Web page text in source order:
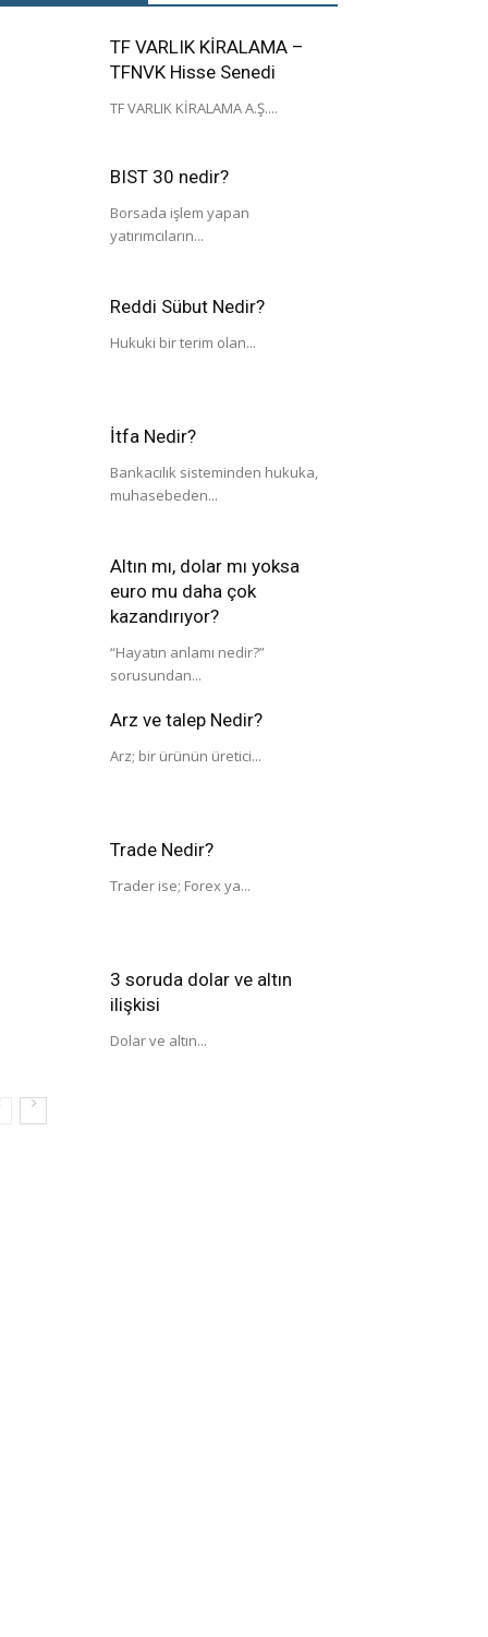
TF VARLIK KİRALAMA –
TFNVK Hisse Senedi
TF VARLIK KİRALAMA A.Ş....
BIST 30 nedir?
Borsada işlem yapan
yatırımcıların...
Reddi Sübut Nedir?
Hukuki bir terim olan...
İtfa Nedir?
Bankacılık sisteminden hukuka,
muhasebeden...
Altın mı, dolar mı yoksa
euro mu daha çok
kazandırıyor?
“Hayatın anlamı nedir?”
sorusundan...
Arz ve talep Nedir?
Arz; bir ürünün üretici...
Trade Nedir?
Trader ise; Forex ya...
3 soruda dolar ve altın
ilişkisi
Dolar ve altın...